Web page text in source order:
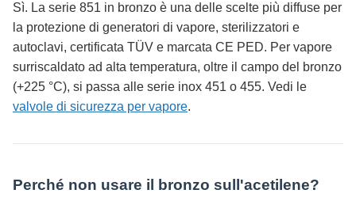
Sì. La serie 851 in bronzo è una delle scelte più diffuse per
la protezione di generatori di vapore, sterilizzatori e
autoclavi, certificata TÜV e marcata CE PED. Per vapore
surriscaldato ad alta temperatura, oltre il campo del bronzo
(+225 °C), si passa alle serie inox 451 o 455. Vedi le
valvole di sicurezza per vapore.
Perché non usare il bronzo sull'acetilene?